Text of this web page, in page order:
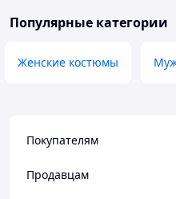
Популярные категории
Женские костюмы
Покупателям
Продавцам